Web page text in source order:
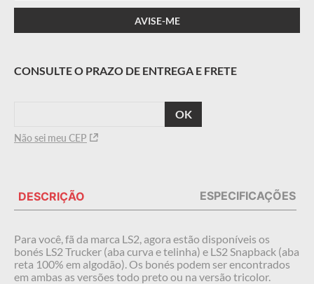
Não sei meu CEP
CALCULAR
O FRETE
DESCRIÇÃO ESPECIFICAÇÕES
Para você, fã da marca LS2, agora estão disponíveis os
bonés LS2 Trucker (aba curva e telinha) e LS2 Snapback (aba
reta 100% em algodão). Os bonés podem ser encontrados
em ambas as versões todo preto ou na versão tricolor.